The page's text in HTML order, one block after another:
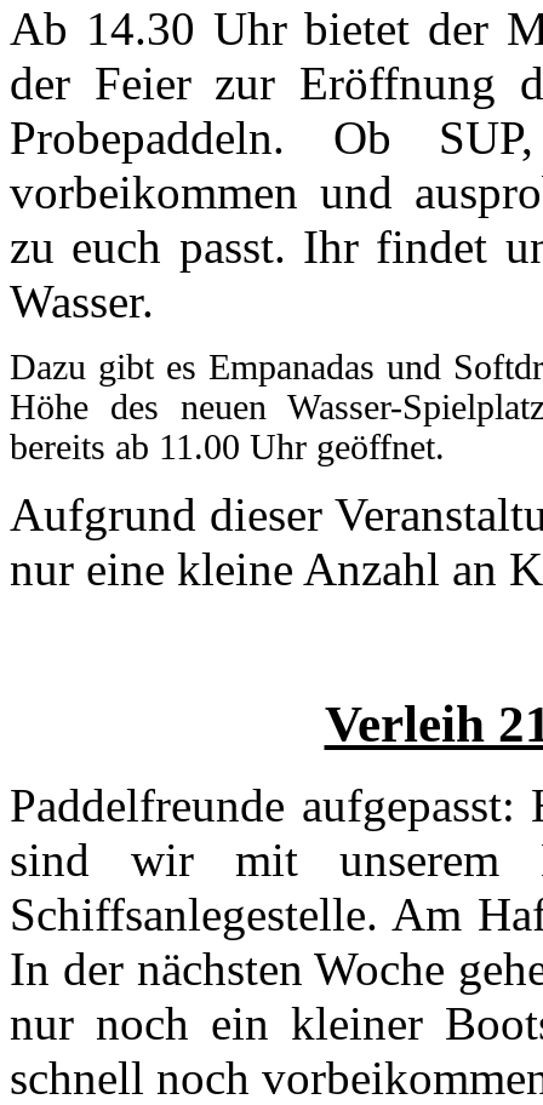
Ab 14.30 Uhr bietet der
der Feier zur Eröffnung
Probepaddeln. Ob
vorbeikommen und
zu euch passt. Ihr findet
Wasser.
Dazu gibt es Empanadas und
Höhe des neuen Wasser-
bereits ab 11.00 Uhr geöffnet.
Aufgrund dieser
nur eine kleine Anzahl an
Verleih
Paddelfreunde
sind wir mit unserem
Schiffsanlegestelle. Am
In der nächsten Woche
nur noch ein kleiner
schnell noch